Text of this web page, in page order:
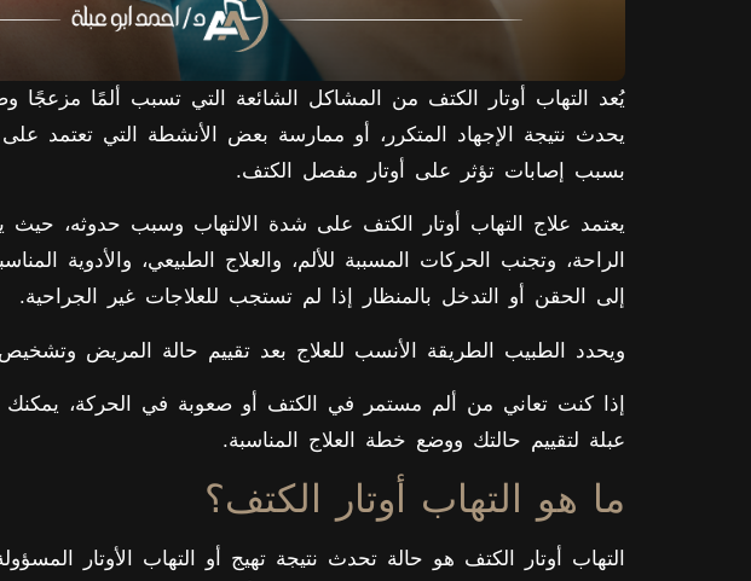
يُعد التهاب أوتار الكتف من المشاكل الشائعة التي تسبب ألمًا مزعجًا
يحدث نتيجة الإجهاد المتكرر، أو ممارسة بعض الأنشطة التي تعتمد
بسبب إصابات تؤثر على أوتار مفصل الكتف.
يعتمد علاج التهاب أوتار الكتف على شدة الالتهاب وسبب حدوثه، حيث
الراحة، وتجنب الحركات المسببة للألم، والعلاج الطبيعي، والأدوية
إلى الحقن أو التدخل بالمنظار إذا لم تستجب للعلاجات غير الجراحية.
ويحدد الطبيب الطريقة الأنسب للعلاج بعد تقييم حالة المريض
إذا كنت تعاني من ألم مستمر في الكتف أو صعوبة في الحركة،
عبلة لتقييم حالتك ووضع خطة العلاج المناسبة.
ما هو التهاب أوتار الكتف؟
التهاب أوتار الكتف هو حالة تحدث نتيجة تهيج أو التهاب الأوتار